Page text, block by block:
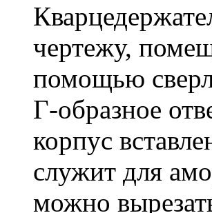
чертежу,
помощью
Г-образное
корпус
служит для
можно